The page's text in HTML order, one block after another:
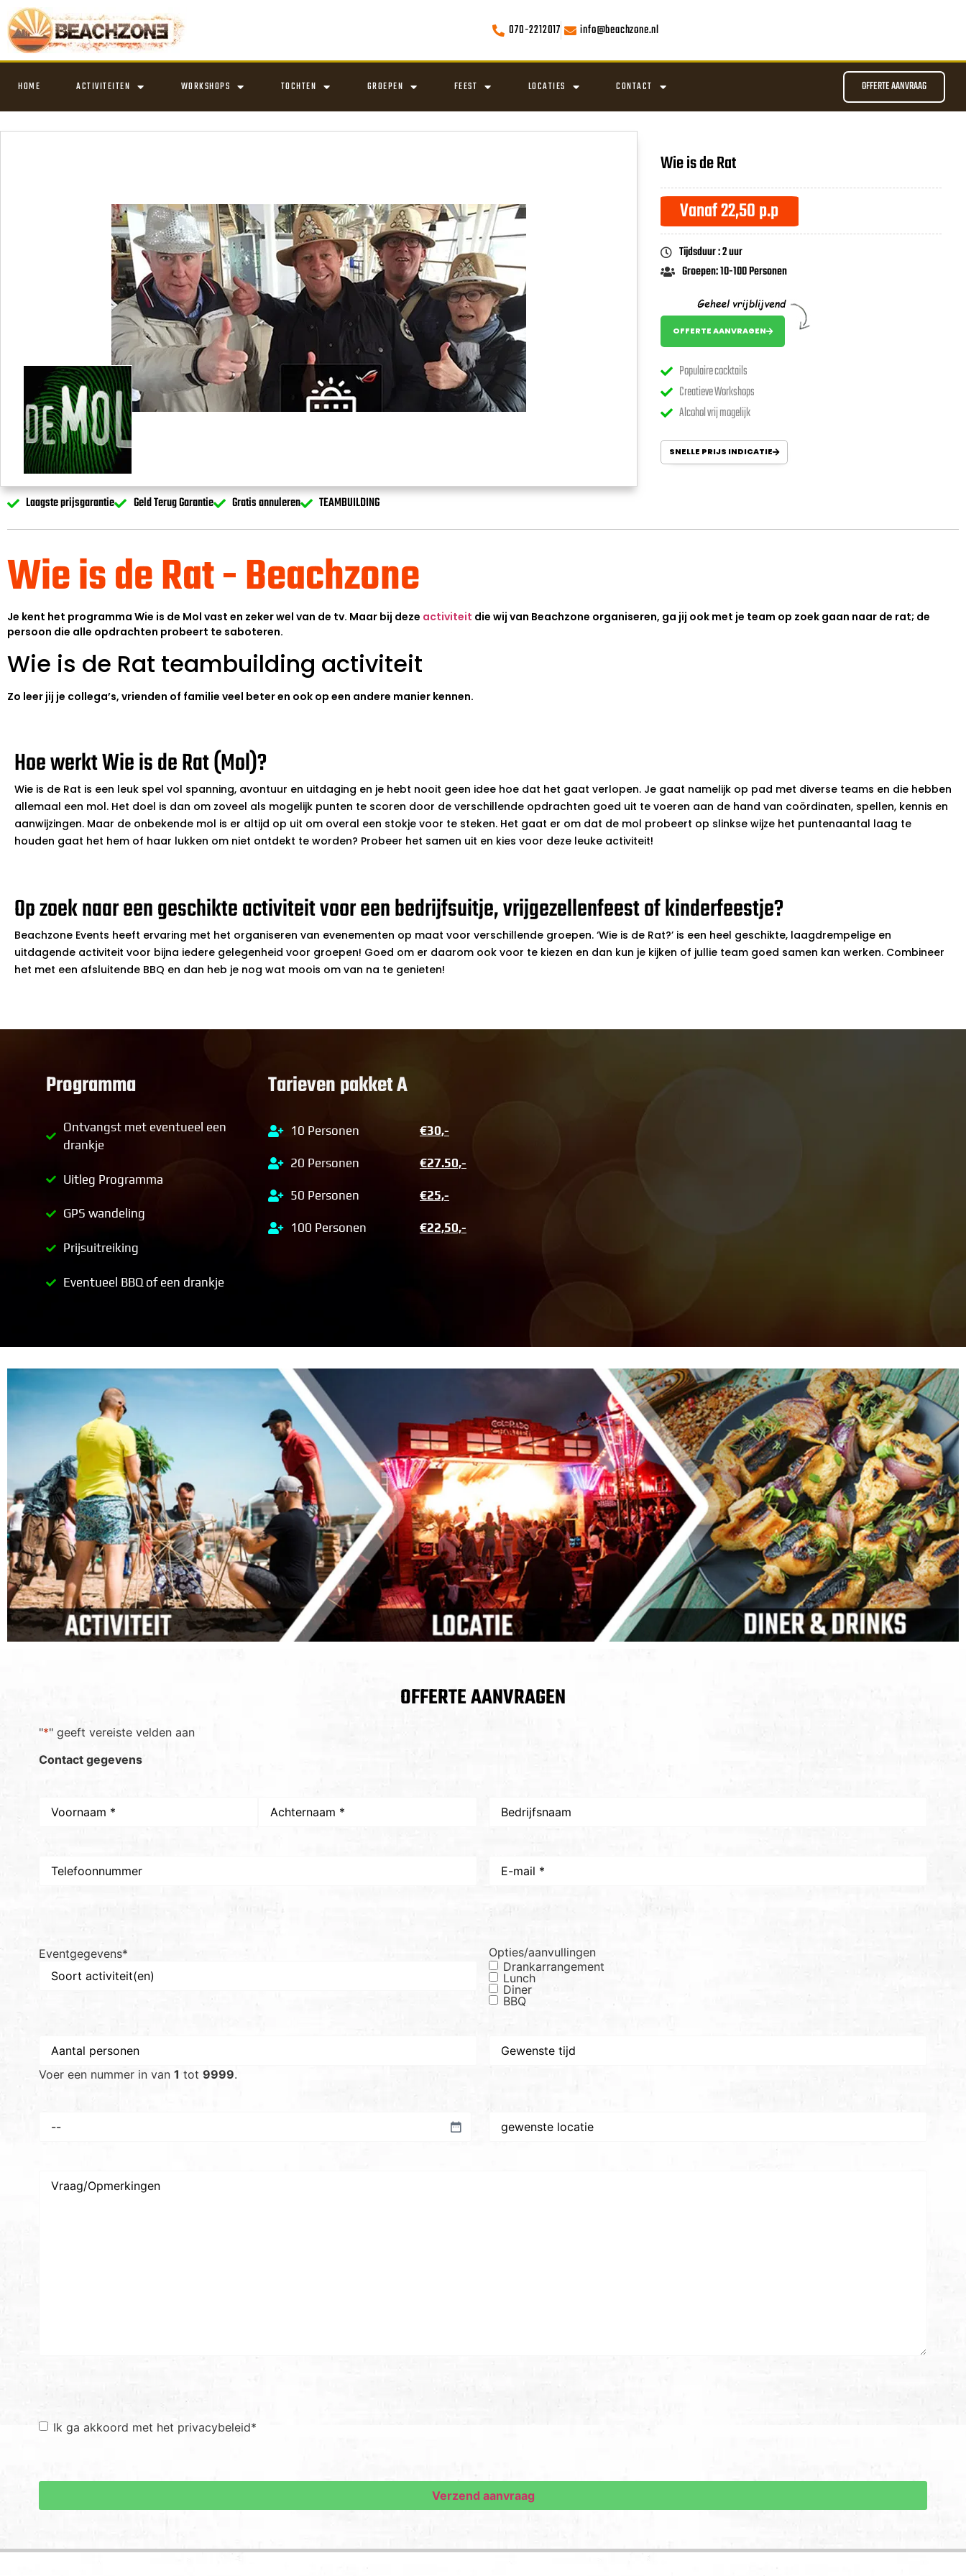
070-2212017 info@beachzone.nl
HOME ACTIVITEITEN WORKSHOPS TOCHTEN GROEPEN FEEST LOCATIES CONTACT OFFERTE AANVRAAG
Wie is de Rat
Vanaf 22,50 p.p
Tijdsduur : 2 uur
Groepen: 10-100 Personen
OFFERTE AANVRAGEN
Populaire cocktails
Creatieve Workshops
Alcohol vrij mogelijk
SNELLE PRIJS INDICATIE
Laagste prijsgarantie Geld Terug Garantie Gratis annuleren TEAMBUILDING
Wie is de Rat - Beachzone
Je kent het programma Wie is de Mol vast en zeker wel van de tv. Maar bij deze activiteit die wij van Beachzone organiseren, ga jij ook met je team op zoek gaan naar de rat; de
persoon die alle opdrachten probeert te saboteren.
Wie is de Rat teambuilding activiteit
Zo leer jij je collega’s, vrienden of familie veel beter en ook op een andere manier kennen.
Hoe werkt Wie is de Rat (Mol)?
Wie is de Rat is een leuk spel vol spanning, avontuur en uitdaging en je hebt nooit geen idee hoe dat het gaat verlopen. Je gaat namelijk op pad met diverse teams en die hebben
allemaal een mol. Het doel is dan om zoveel als mogelijk punten te scoren door de verschillende opdrachten goed uit te voeren aan de hand van coördinaten, spellen, kennis en
aanwijzingen. Maar de onbekende mol is er altijd op uit om overal een stokje voor te steken. Het gaat er om dat de mol probeert op slinkse wijze het puntenaantal laag te
houden gaat het hem of haar lukken om niet ontdekt te worden? Probeer het samen uit en kies voor deze leuke activiteit!
Op zoek naar een geschikte activiteit voor een bedrijfsuitje, vrijgezellenfeest of kinderfeestje?
Beachzone Events heeft ervaring met het organiseren van evenementen op maat voor verschillende groepen. ‘Wie is de Rat?’ is een heel geschikte, laagdrempelige en
uitdagende activiteit voor bijna iedere gelegenheid voor groepen! Goed om er daarom ook voor te kiezen en dan kun je kijken of jullie team goed samen kan werken. Combineer
het met een afsluitende BBQ en dan heb je nog wat moois om van na te genieten!
Programma
Ontvangst met eventueel een
drankje
Uitleg Programma
GPS wandeling
Prijsuitreiking
Eventueel BBQ of een drankje
Tarieven pakket A
10 Personen €30,-
20 Personen €27.50,-
50 Personen €25,-
100 Personen €22,50,-
OFFERTE AANVRAGEN
"*" geeft vereiste velden aan
Contact gegevens
Naam
mail*
Eventgegevens*
Opties/aanvullingen
Drankarrangement
Lunch
Diner
BBQ
personen *
Voer een nummer in van 1 tot 9999.
tijd
plaats/locatie*
Toestemming*
Ik ga akkoord met het privacybeleid*